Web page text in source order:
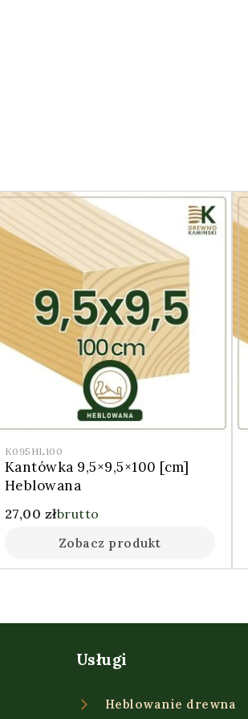
K095HL100
Kantówka 9,5×9,5×100 [cm]
Heblowana
27,00 złbrutto
Zobacz produkt
Usługi
Heblowanie drewna